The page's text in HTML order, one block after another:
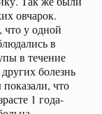
овчарок.
у одной
в
в течение
болезнь
показали, что
1 года-